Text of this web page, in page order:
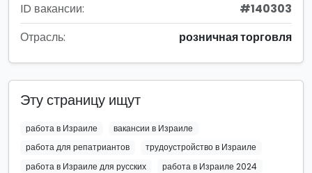
ID вакансии:
#140303
Отрасль:
розничная торговля
Эту страницу ищут
работа в Израиле
вакансии в Израиле
работа для репатриантов
трудоустройство в Израиле
работа в Израиле для русских
работа в Израиле 2024